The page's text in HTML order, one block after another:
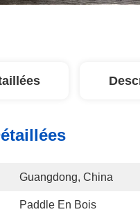
Guangdong, China
Paddle En Bois